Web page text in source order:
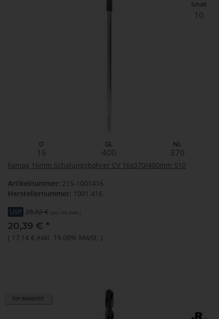
∅
16
GL
400
NL
370
Schaft
10
Famag 16mm Schalungsbohrer CV 16x370/400mm S10
Artikelnummer: 215-1001416
Herstellernummer: 1001.416
UVP 28,32 € (inkl. 19% MwSt.)
20,39 € *
( 17,14 € exkl. 19.00% MwSt. )
TOP BEWERTET